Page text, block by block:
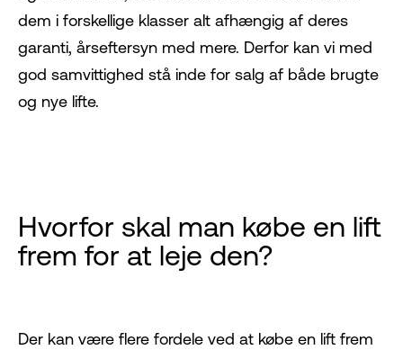
dem i forskellige klasser alt afhængig af deres
garanti, årseftersyn med mere. Derfor kan vi med
god samvittighed stå inde for salg af både brugte
og nye lifte.
Hvorfor skal man købe en lift
frem for at leje den?
Der kan være flere fordele ved at købe en lift frem